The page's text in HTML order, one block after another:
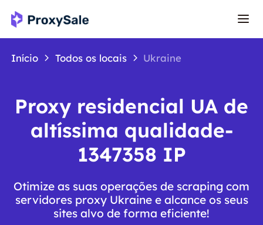
Início Todos os locais Ukraine
Proxy residencial UA de
altíssima qualidade-
1347358 IP
Otimize as suas operações de scraping com
servidores proxy Ukraine e alcance os seus
sites alvo de forma eficiente!